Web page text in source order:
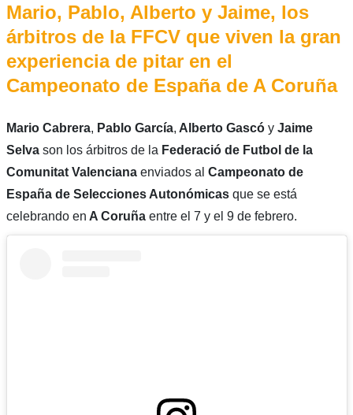
Mario, Pablo, Alberto y Jaime, los
árbitros de la FFCV que viven la gran
experiencia de pitar en el
Campeonato de España de A Coruña
Mario Cabrera, Pablo García, Alberto Gascó y Jaime
Selvason los árbitros de la Federació de Futbol de la
Comunitat Valencianaenviados al Campeonato de
España de Selecciones Autonómicasque se está
celebrando en A Coruñaentre el 7 y el 9 de febrero.